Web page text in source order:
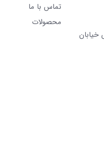
خیابان
تماس با ما
محصولات